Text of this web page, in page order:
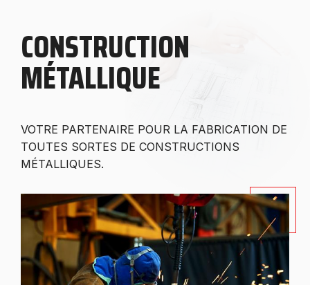
CONSTRUCTION
MÉTALLIQUE
VOTRE PARTENAIRE POUR LA FABRICATION DE
TOUTES SORTES DE CONSTRUCTIONS
MÉTALLIQUES.